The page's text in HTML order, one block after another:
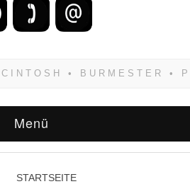
Und noch was: Hifi
Menü
STARTSEITE